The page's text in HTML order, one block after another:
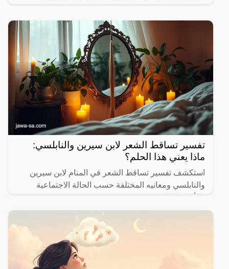
تفسير تساقط الشعر لابن سيرين والنابلسي:
ماذا يعني هذا الحلم؟
استكشف تفسير تساقط الشعر في المنام لابن سيرين
والنابلسي ومعانيه المختلفة حسب الحالة الاجتماعية